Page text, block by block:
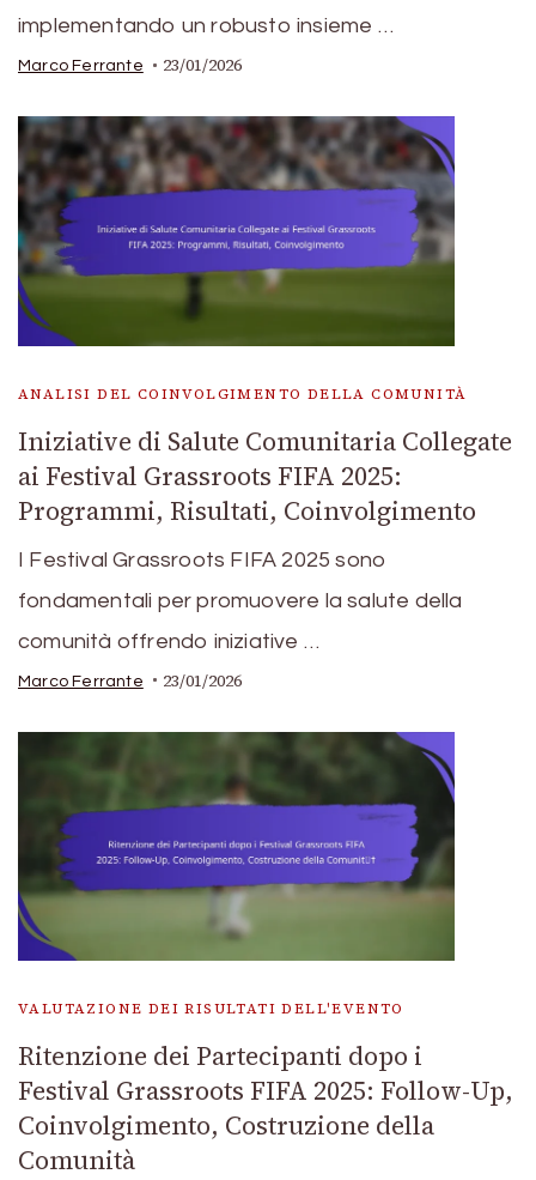
implementando un robusto insieme …
Marco Ferrante 23/01/2026
ANALISI DEL COINVOLGIMENTO DELLA COMUNITÀ
Iniziative di Salute Comunitaria Collegate
ai Festival Grassroots FIFA 2025:
Programmi, Risultati, Coinvolgimento
I Festival Grassroots FIFA 2025 sono
fondamentali per promuovere la salute della
comunità offrendo iniziative …
Marco Ferrante 23/01/2026
VALUTAZIONE DEI RISULTATI DELL'EVENTO
Ritenzione dei Partecipanti dopo i
Festival Grassroots FIFA 2025: Follow-Up,
Coinvolgimento, Costruzione della
Comunità